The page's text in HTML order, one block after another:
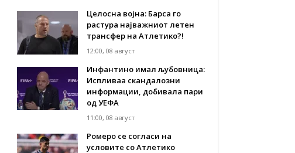
Целосна војна: Барса го
растура најважниот летен
трансфер на Атлетико?!
12:00, 08 август
Инфантино имал љубовница:
Испливаа скандалозни
информации, добивала пари
од УЕФА
11:00, 08 август
Ромеро се согласи на
условите со Атлетико